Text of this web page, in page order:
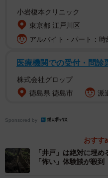
怪異学が対象とする「怪異
ている。『日本国語大辞典
思議な事柄。また、その
る）変だと思うこと。不審
現代の日常語としての怪異
奇・奇跡等とともに無自覚
する語として存在していま
小岩榎本クリニック
東京都 江戸川区
アルバイト・パート：時
医療機関での受付・問診
株式会社グロップ
徳島県 徳島市
派
Sponsored by
おすす
「井戸」は絶対に埋
「怖い」体験談が殺